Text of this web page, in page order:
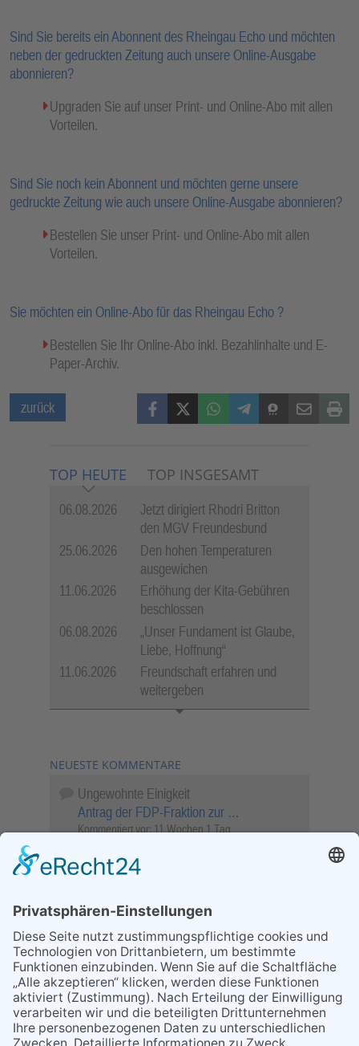
Sind Sie bereits ein Abonnent des Rheingau Echo und möchten
neben der gedruckten Zeitung auch unsere Online-Ausgabe
abonnieren?
Upgraden Sie auf unser Print- und Online-Abo mit allen
Vorteilen.
Sind Sie noch kein Abonnent und möchten gerne unsere
gedruckte Zeitung wie auch unsere Online-Ausgabe abonnieren?
Bestellen Sie unser Print- und Online-Abo mit allen
Vorteilen.
Sie möchten ein Online-Abo für das Rheingau Echo ?
Bestellen Sie Ihr Online-Abo inkl. Bezahlinhalte und E-
Paper-Archiv.
zurück FacebookX (Twitter)WhatsAppTelegramThreemaMail Print
TOP HEUTE TOP INSGESAMT
06.08.2026
Jetzt dirigiert Rhodri Britton
den MGV Freundesbund
25.06.2026
Den hohen Temperaturen
ausgewichen
11.06.2026
Erhöhung der Kita-Gebühren
beschlossen
06.08.2026
„Unser Fundament ist Glaube,
Liebe, Hoffnung“
11.06.2026
Freundschaft erfahren und
weitergeben
NEUESTE KOMMENTARE
Ungewohnte Einigkeit
Antrag der FDP-Fraktion zur …
Kommentiert vor: 11 Wochen 1 Tag
Objekt …
Kommentiert vor: 26 Wochen 2 Tage
Sperrung für Wassersportler schlägt hohe
Wellen
Sperrung der Stillgewässer
Kommentiert vor:1 Jahr 50 Wochen
Literarischer Rückblick
Alte Schule
Kommentiert vor:3 Jahre 18 Wochen